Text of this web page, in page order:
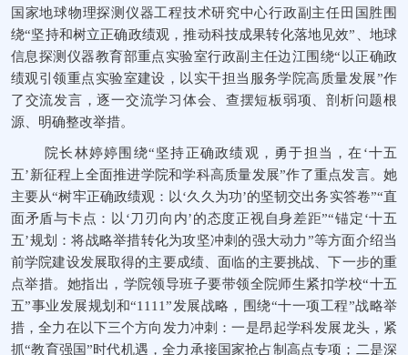
国家地球物理探测仪器工程技术研究中心行政副主任田国 胜围
绕“坚持和树立正确政绩观，推动科技成果转化落地见效”、地球
信息探测仪器教育部重点实验室行政副主任边江围绕“以正确政
绩观引领重点实验室建设，以实干担当服务学院高质量发展”作
了交流发言，逐一交流学习体会、查摆短板弱项、剖析问题根
源、明确整改举措。
院长林婷婷围绕“坚持正确政绩观，勇于担当，在‘十五
五’新征程上全面推进学院和学科高质量发展”作了重点发言。她
主要从“树牢正确政绩观：以‘久久为功’的坚韧交出务实答卷”“直
面矛盾与卡点：以‘刀刃向内’的态度正视自身差距”“锚定‘十五
五’规划：将战略举措转化为攻坚冲刺的强大动力”等方面介绍当
前学院建设发展取得的主要成绩、面临的主要挑战、下一步的重
点举措。她指出， 学院领导班子要带领全院师生紧扣学校“十五
五”事业发展规划和“1111”发展战略，围绕“十一项工程”战略举
措，全力在以下三个方向发力冲刺：一是昂起学科发展龙头，紧
抓“教育强国”时代机遇，全力承接国家抢占制高点专项；二是深